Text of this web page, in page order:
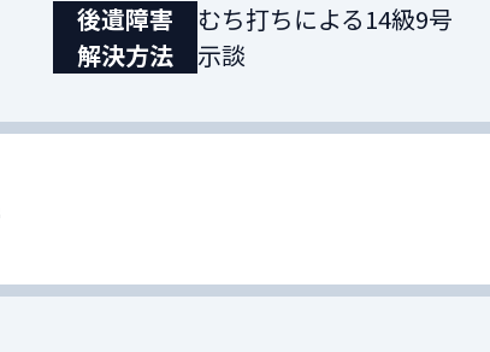
後遺障害
むち打ちによる14級9号
解決方法 示談